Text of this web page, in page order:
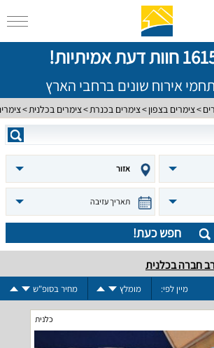
דעת אמיתיות!
צימרים בצפון צימרים בכנרת צימרים בכלנית
אזור
תאריך עזיבה
חפש כעת!
חברה בכלנית
מיין לפי: מומלץ מחיר בסופ"ש
כלנית